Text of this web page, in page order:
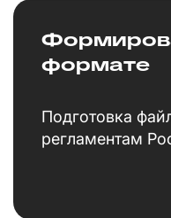
формате
Подготовка
регламентам